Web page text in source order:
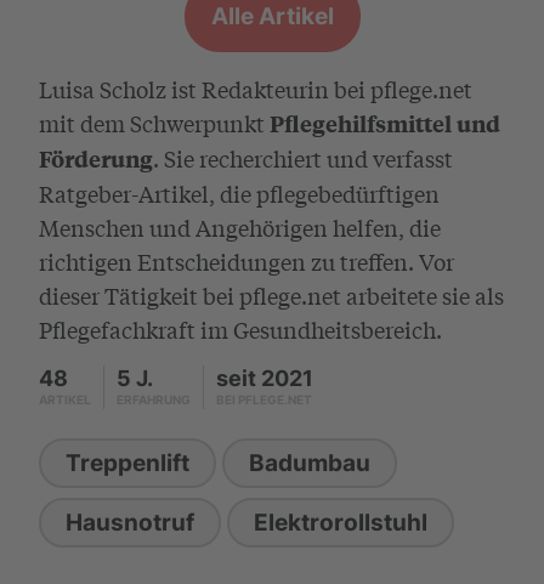
Alle Artikel
Luisa Scholz ist Redakteurin bei pflege.net
mit dem Schwerpunkt Pflegehilfsmittel und
Förderung. Sie recherchiert und verfasst
Ratgeber-Artikel, die pflegebedürftigen
Menschen und Angehörigen helfen, die
richtigen Entscheidungen zu treffen. Vor
dieser Tätigkeit bei pflege.net arbeitete sie als
Pflegefachkraft im Gesundheitsbereich.
48 5 J. seit 2021
Treppenlift Badumbau
Hausnotruf Elektrorollstuhl